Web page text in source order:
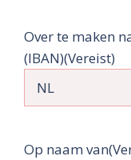
Over te maken
(IBAN)(Vereist)
Op naam van